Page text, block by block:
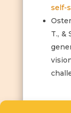
self-
T., &